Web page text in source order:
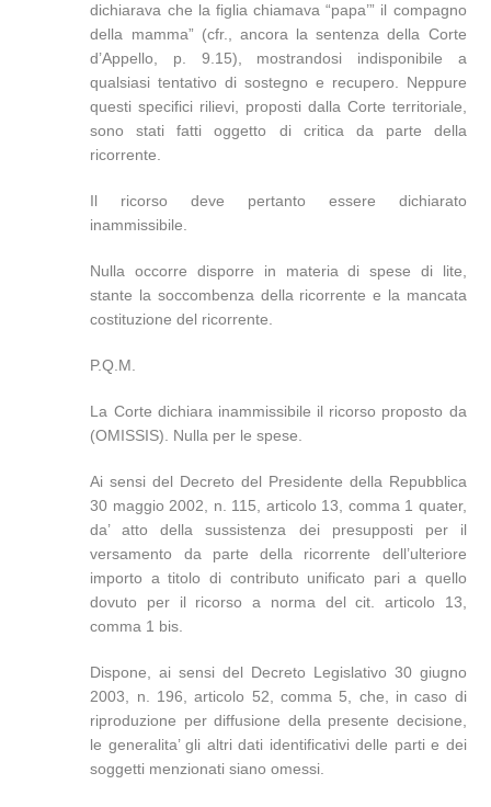
dichiarava che la figlia chiamava “papa’” il compagno
della mamma” (cfr., ancora la sentenza della Corte
d’Appello, p. 9.15), mostrandosi indisponibile a
qualsiasi tentativo di sostegno e recupero. Neppure
questi specifici rilievi, proposti dalla Corte territoriale,
sono stati fatti oggetto di critica da parte della
ricorrente.
Il ricorso deve pertanto essere dichiarato
inammissibile.
Nulla occorre disporre in materia di spese di lite,
stante la soccombenza della ricorrente e la mancata
costituzione del ricorrente.
P.Q.M.
La Corte dichiara inammissibile il ricorso proposto da
(OMISSIS). Nulla per le spese.
Ai sensi del Decreto del Presidente della Repubblica
30 maggio 2002, n. 115, articolo 13, comma 1 quater,
da’ atto della sussistenza dei presupposti per il
versamento da parte della ricorrente dell’ulteriore
importo a titolo di contributo unificato pari a quello
dovuto per il ricorso a norma del cit. articolo 13,
comma 1 bis.
Dispone, ai sensi del Decreto Legislativo 30 giugno
2003, n. 196, articolo 52, comma 5, che, in caso di
riproduzione per diffusione della presente decisione,
le generalita’ gli altri dati identificativi delle parti e dei
soggetti menzionati siano omessi.